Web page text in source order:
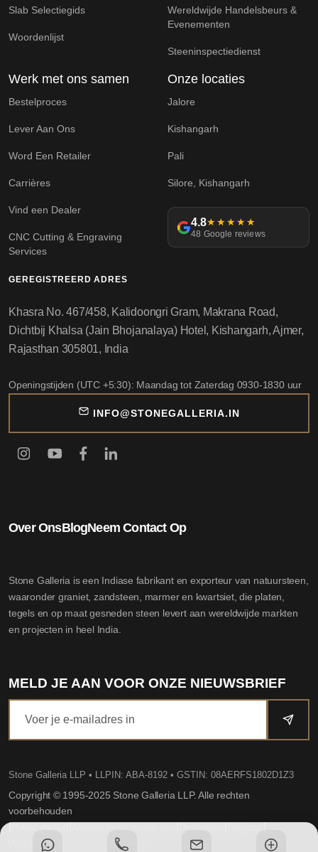
Slab Selectiegids
Woordenlijst
Wereldwijde Handelsbeurs &
Evenementen
Steeninspectiedienst
Werk met ons samen
Bestelproces
Lever Aan Ons
Word Een Retailer
Carrières
Vind een Dealer
CNC Cutting & Engraving
Services
Onze locaties
Jalore
Kishangarh
Pali
Silore, Kishangarh
4.8★★★★★
48 Google reviews
Over OnsBlogNeem Contact Op
Stone Galleria is een Indiase fabrikant en exporteur van natuursteen,
waaronder graniet, zandsteen, marmer en kwartsiet, die platen,
tegels en op maat gesneden steen levert aan wereldwijde markten
en projecten in heel India.
MELD JE AAN VOOR ONZE NIEUWSBRIEF
Stone Galleria LLP • LLPIN: ABA-8192 • GSTIN: 08AERFS1802D1Z3
Copyright © 1995-2025 Stone Galleria LLP. Alle rechten
voorbehouden
|
Website by Dovio Technologies
GEREGISTREERD ADRES
Khasra No. 467/458, Kalidoongri Gram, Makrana Road,
Dichtbij Khalsa (Jain Bhojanalaya) Hotel, Kishangarh, Ajmer,
Rajasthan 305801, India
Openingstijden (UTC +5:30): Maandag tot Zaterdag 0930-1830 uur
INFO@STONEGALLERIA.IN